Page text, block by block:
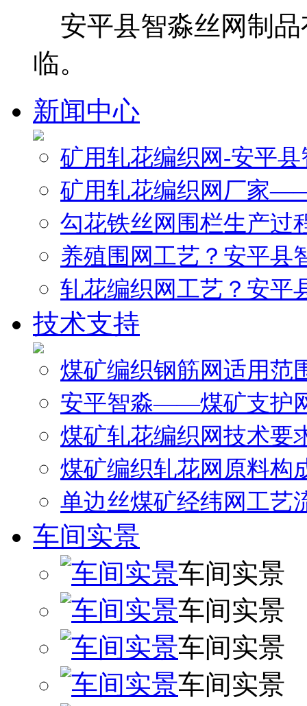
安平县智淼丝网制品
临。
新闻中心
矿用轧花编织网-安平
矿用轧花编织网厂家
勾花铁丝网围栏生产过
养殖围网工艺？安平县
轧花编织网工艺？安平
技术支持
煤矿编织钢筋网适用范
安平智淼——煤矿支护
煤矿轧花编织网技术要
煤矿编织轧花网原料构
单边丝煤矿经纬网工艺
车间实景
车间实景
车间实景
车间实景
车间实景